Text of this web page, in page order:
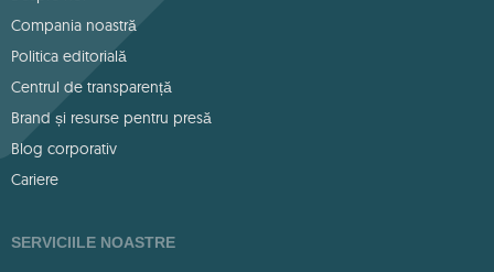
Compania noastră
Politica editorială
Centrul de transparență
Brand și resurse pentru presă
Blog corporativ
Cariere
SERVICIILE NOASTRE